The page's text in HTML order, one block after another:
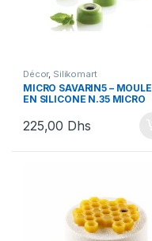
Décor, Silikomart
MICRO SAVARIN5 – MOULE
EN SILICONE N.35 MICRO
225,00 Dhs